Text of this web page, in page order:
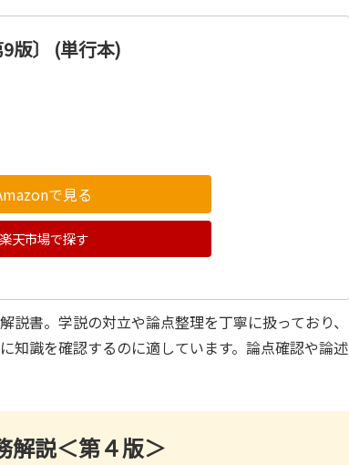
版〕 (単行本)
で見る
楽天市場で探す
書。学説の対立や論点整理を丁寧に扱っており、
知識を確認するのに適しています。論点確認や論述
解説＜第４版＞